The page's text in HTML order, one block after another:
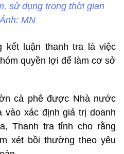
sử dụng trong thời gian
MN
kết luận thanh tra là việc
quyền lợi để làm cơ sở
cà phê được Nhà nước
xác định giá trị doanh
Thanh tra tỉnh cho rằng
xét bồi thường theo yêu